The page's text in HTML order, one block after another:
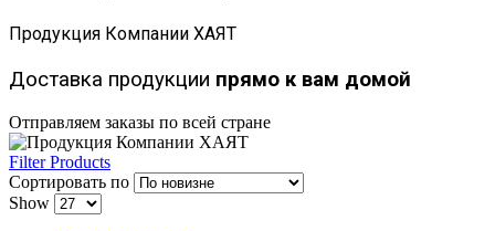
Продукция Компании ХАЯТ
Доставка продукции прямо к вам домой
Отправляем заказы по всей стране
Filter Products
Сортировать по
Show